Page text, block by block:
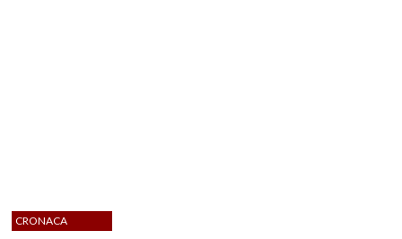
CRONACA